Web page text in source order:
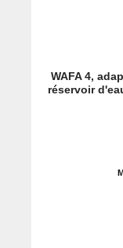
WAFA 4,
réservoir